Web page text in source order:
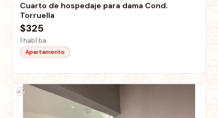
Cuarto de hospedaje para dama Cond.
Torruella
$325
1 hab1 ba
Apartamento